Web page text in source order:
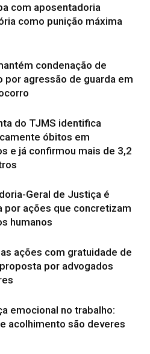
com aposentadoria
como punição máxima
condenação de
por agressão de guarda em
do TJMS identifica
óbitos em
e já confirmou mais de 3,2
Geral de Justiça é
por ações que concretizam
humanos
ações com gratuidade de
por advogados
emocional no trabalho:
acolhimento são deveres